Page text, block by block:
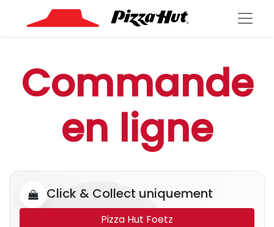
Commande
en ligne
Click & Collect uniquement
Pizza Hut Foetz